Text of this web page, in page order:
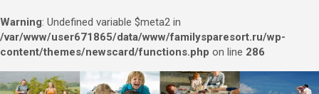
Warning: Undefined variable $meta2 in
/var/www/user671865/data/www/familysparesort.ru/wp-
content/themes/newscard/functions.php on line 286
Перейти